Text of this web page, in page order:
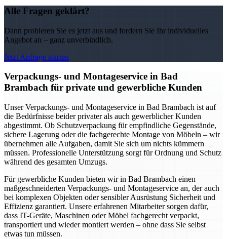
Alle Fragen geklärt?
Dann probieren Sie es jetzt aus und fordern Sie Ihr individuelles
Angebot an – ganz unverbindlich.
Jetzt Anfrage starten
Verpackungs- und Montageservice in Bad
Brambach für private und gewerbliche Kunden
Unser Verpackungs- und Montageservice in Bad Brambach ist auf
die Bedürfnisse beider privater als auch gewerblicher Kunden
abgestimmt. Ob Schutzverpackung für empfindliche Gegenstände,
sichere Lagerung oder die fachgerechte Montage von Möbeln – wir
übernehmen alle Aufgaben, damit Sie sich um nichts kümmern
müssen. Professionelle Unterstützung sorgt für Ordnung und Schutz
während des gesamten Umzugs.
Für gewerbliche Kunden bieten wir in Bad Brambach einen
maßgeschneiderten Verpackungs- und Montageservice an, der auch
bei komplexen Objekten oder sensibler Ausrüstung Sicherheit und
Effizienz garantiert. Unsere erfahrenen Mitarbeiter sorgen dafür,
dass IT-Geräte, Maschinen oder Möbel fachgerecht verpackt,
transportiert und wieder montiert werden – ohne dass Sie selbst
etwas tun müssen.